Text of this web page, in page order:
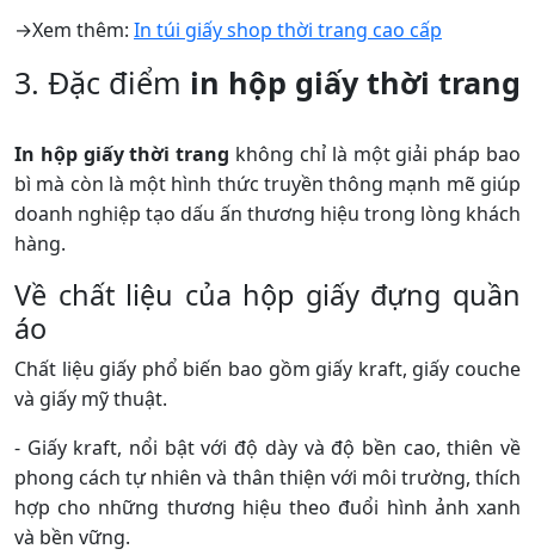
→Xem thêm: In túi giấy shop thời trang cao cấp
3. Đặc điểm in hộp giấy thời trang
In hộp giấy thời trang không chỉ là một giải pháp bao
bì mà còn là một hình thức truyền thông mạnh mẽ giúp
doanh nghiệp tạo dấu ấn thương hiệu trong lòng khách
hàng.
Về chất liệu của hộp giấy đựng quần
áo
Chất liệu giấy phổ biến bao gồm giấy kraft, giấy couche
và giấy mỹ thuật.
- Giấy kraft, nổi bật với độ dày và độ bền cao, thiên về
phong cách tự nhiên và thân thiện với môi trường, thích
hợp cho những thương hiệu theo đuổi hình ảnh xanh
và bền vững.